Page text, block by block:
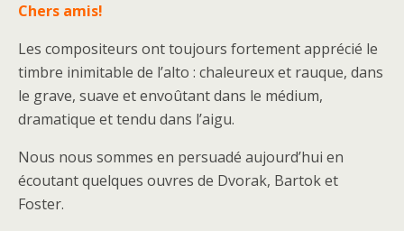
Chers amis!
Les compositeurs ont toujours fortement apprécié le
timbre inimitable de l’alto : chaleureux et rauque, dans
le grave, suave et envoûtant dans le médium,
dramatique et tendu dans l’aigu.
Nous nous sommes en persuadé aujourd’hui en
écoutant quelques ouvres de Dvorak, Bartok et
Foster.